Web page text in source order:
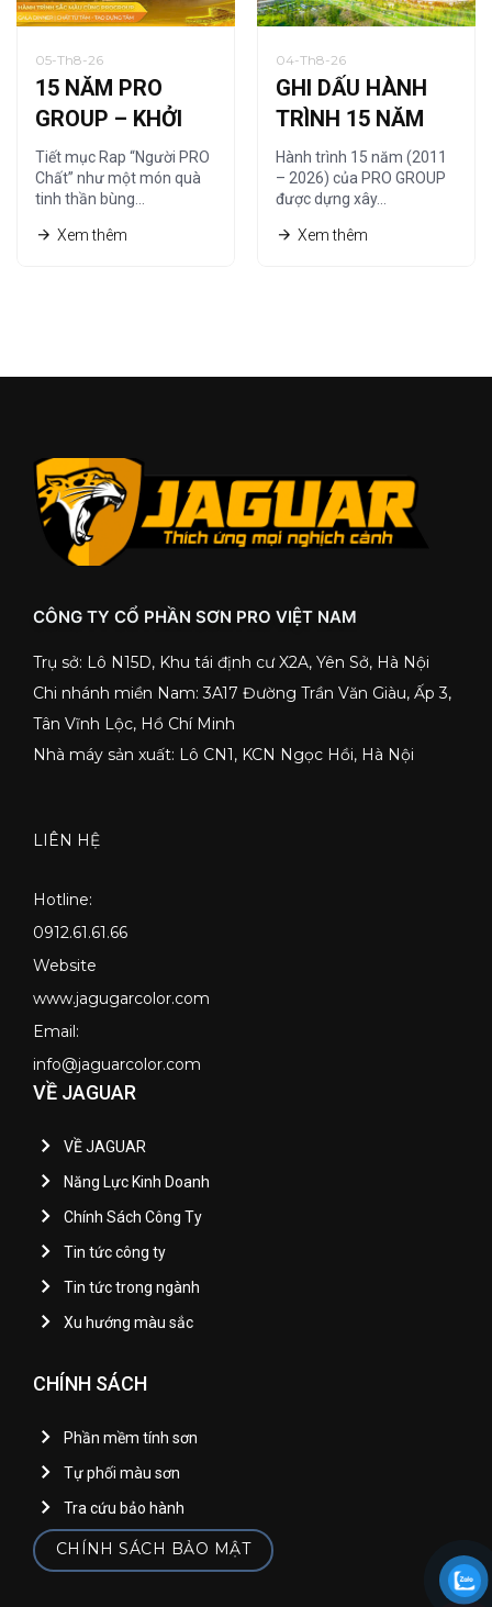
05-Th8-26
15 NĂM PRO
GROUP – KHỞI
NGUỒN TỪ
“NGƯỜI PRO
CHẤT”
Tiết mục Rap “Người PRO
Chất” như một món quà
tinh thần bùng…
Xem thêm
04-Th8-26
GHI DẤU HÀNH
TRÌNH 15 NĂM
CÙNG HỆ THỐNG
NHÀ PHÂN PHỐI
Hành trình 15 năm (2011
– 2026) của PRO GROUP
được dựng xây…
Xem thêm
CÔNG TY CỔ PHẦN SƠN PRO VIỆT NAM
Trụ sở: Lô N15D, Khu tái định cư X2A, Yên Sở, Hà Nội
Chi nhánh miền Nam: 3A17 Đường Trần Văn Giàu, Ấp 3,
Tân Vĩnh Lộc, Hồ Chí Minh
Nhà máy sản xuất: Lô CN1, KCN Ngọc Hồi, Hà Nội
LIÊN HỆ
Hotline:
0912.61.61.66
Website
www.jagugarcolor.com
Email:
info@jaguarcolor.com
VỀ JAGUAR
VỀ JAGUAR
Năng Lực Kinh Doanh
Chính Sách Công Ty
Tin tức công ty
Tin tức trong ngành
Xu hướng màu sắc
CHÍNH SÁCH
Phần mềm tính sơn
Tự phối màu sơn
Tra cứu bảo hành
CHÍNH SÁCH BẢO MẬT